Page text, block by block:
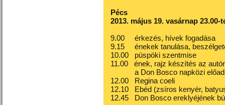
Pécs
2013. május 19. vasárnap
9.00 érkezés, hívek fogadása
9.15 énekek tanulása,
10.00 püspöki szentmise
11.00 ének, rajz készítés az
a Don Bosco napközi
12.00 Regina coeli
12.10 Ebéd (zsíros kenyér,
12.45 Don Bosco ereklyéjének